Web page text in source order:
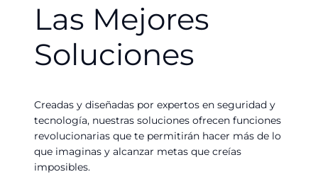
Las Mejores
Soluciones
Creadas y diseñadas por expertos en seguridad y
tecnología, nuestras soluciones ofrecen funciones
revolucionarias que te permitirán hacer más de lo
que imaginas y alcanzar metas que creías
imposibles.